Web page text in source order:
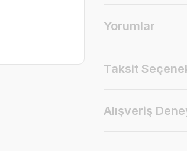
Yorumlar
Taksit
Alışveriş